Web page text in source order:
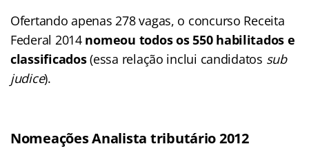
Ofertando apenas 278 vagas, o concurso Receita
Federal 2014nomeou todos os 550 habilitados e
classificados(essa relação inclui candidatos sub
judice).
Nomeações Analista tributário 2012